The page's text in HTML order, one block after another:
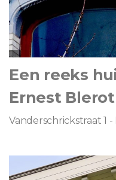
Een reeks
Ernest Blerot
Vanderschrickstraat 1 -